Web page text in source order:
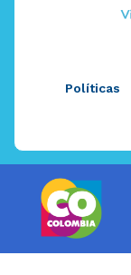
Políticas